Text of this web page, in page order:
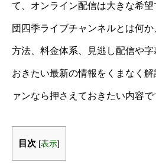
て、オンライン配信は大きな希
団四季ライブチャンネルとは何
方法、料金体系、見逃し配信や
おきたい最新の情報をくまなく
ァンなら押さえておきたい内容で
目次 [表示]